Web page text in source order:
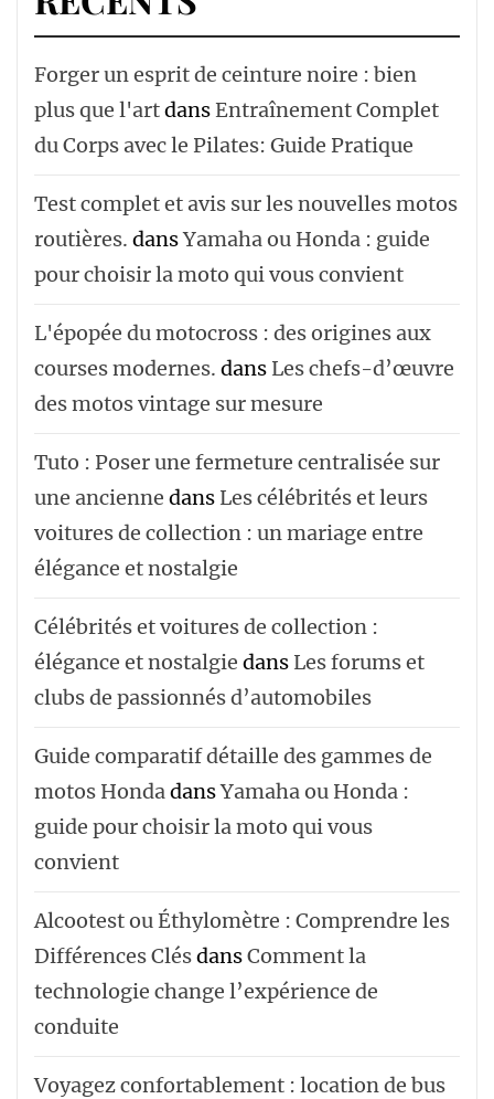
Forger un esprit de ceinture noire : bien
plus que l'artdansEntraînement Complet
du Corps avec le Pilates: Guide Pratique
Test complet et avis sur les nouvelles motos
routières. dansYamaha ou Honda : guide
pour choisir la moto qui vous convient
L'épopée du motocross : des origines aux
courses modernes. dans Les chefs-d’œuvre
des motos vintage sur mesure
Tuto : Poser une fermeture centralisée sur
une ancienne dans Les célébrités et leurs
voitures de collection : un mariage entre
élégance et nostalgie
Célébrités et voitures de collection :
élégance et nostalgie dans Les forums et
clubs de passionnés d’automobiles
Guide comparatif détaille des gammes de
motos Honda dansYamaha ou Honda :
guide pour choisir la moto qui vous
convient
Alcootest ou Éthylomètre : Comprendre les
Différences ClésdansComment la
technologie change l’expérience de
conduite
Voyagez confortablement : location de bus